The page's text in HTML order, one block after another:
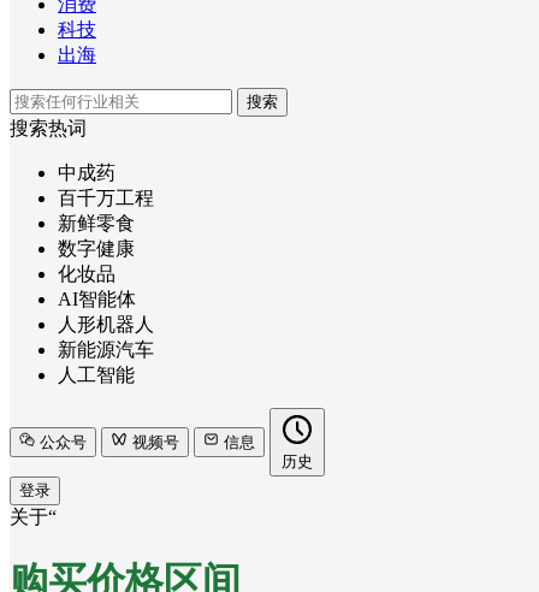
科技
出海
搜索
搜索热词
中成药
百千万工程
新鲜零食
数字健康
化妆品
AI智能体
人形机器人
新能源汽车
人工智能
公众号 视频号
信息
历史
登录
关于“
购买价格区间